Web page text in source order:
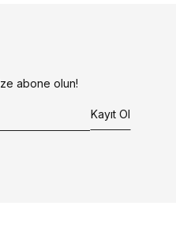
abone olun!
Kayıt Ol